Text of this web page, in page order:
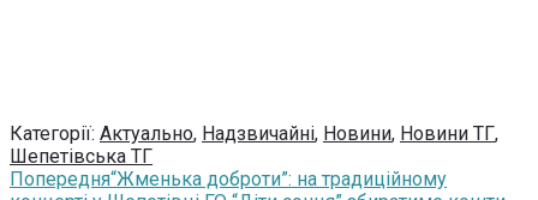
Категорії: Актуально, Надзвичайні, Новини, Новини ТГ,
Шепетівська ТГ
Попередня“Жменька доброти”: на традиційному